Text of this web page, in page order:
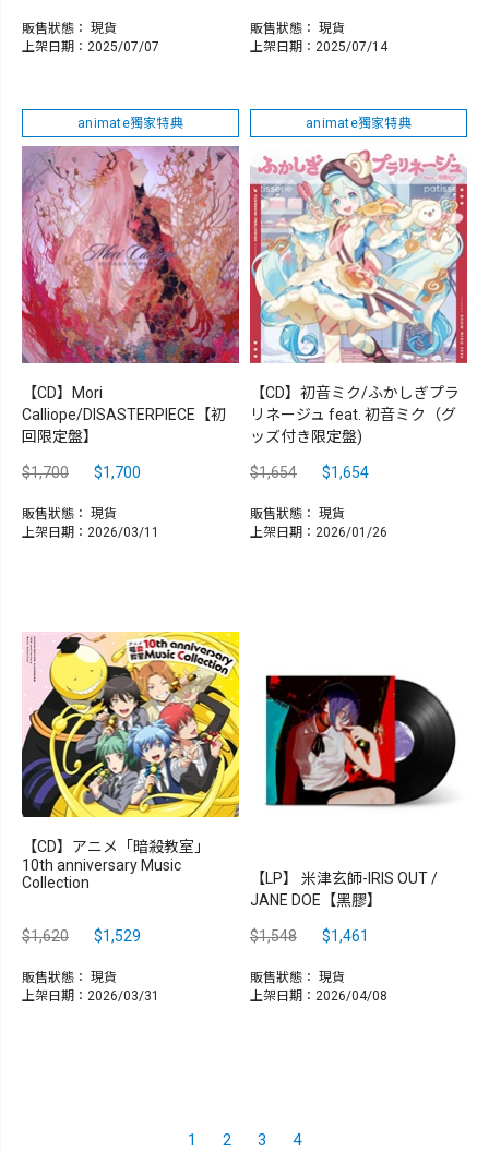
販售狀態： 現貨
上架日期：2025/07/07
販售狀態： 現貨
上架日期：2025/07/14
animate獨家特典
【CD】Mori
Calliope/DISASTERPIECE【初
回限定盤】
$1,700 $1,700
販售狀態： 現貨
上架日期：2026/03/11
animate獨家特典
【CD】初音ミク/ふかしぎプラ
リネージュ feat. 初音ミク（グ
ッズ付き限定盤)
$1,654 $1,654
販售狀態： 現貨
上架日期：2026/01/26
【CD】アニメ「暗殺教室」
10th anniversary Music
Collection
$1,620 $1,529
販售狀態： 現貨
上架日期：2026/03/31
【LP】 米津玄師-IRIS OUT /
JANE DOE【黑膠】
$1,548 $1,461
販售狀態： 現貨
上架日期：2026/04/08
1 2 3 4